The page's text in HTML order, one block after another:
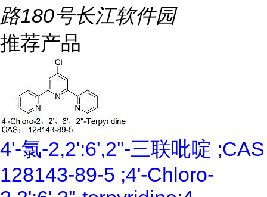
路180号长江软件园
推荐产品
4'-氯-2,2':6',2''-三联吡啶 ;CAS
128143-89-5 ;4'-Chloro-